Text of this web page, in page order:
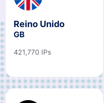
Reino Unido
GB
421,770 IPs